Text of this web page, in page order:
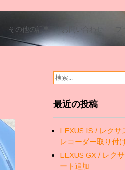
その他の記事 お問い合わせ
最近の投稿
LEXUS IS / レクサ
レコーダー取り付
LEXUS GX / レク
ート追加